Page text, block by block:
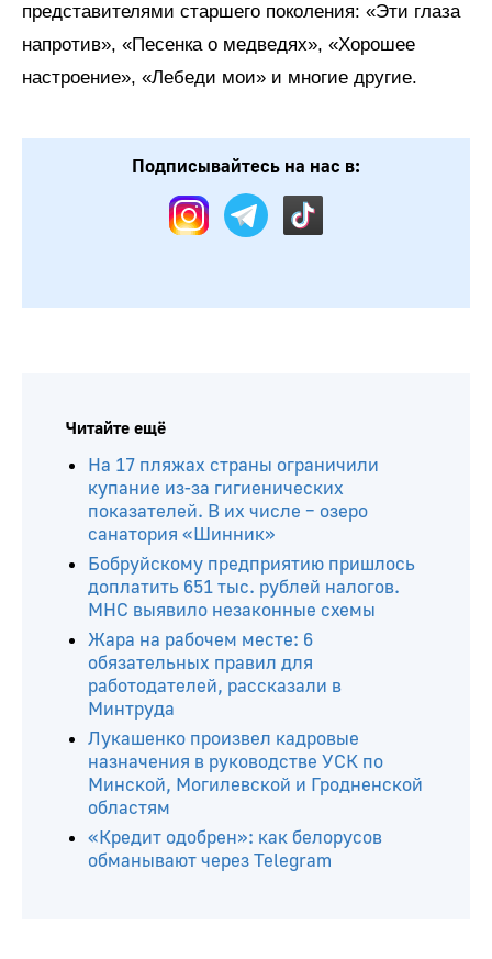
представителями старшего поколения: «Эти глаза
напротив», «Песенка о медведях», «Хорошее
настроение», «Лебеди мои» и многие другие.
Подписывайтесь на нас в:
Читайте ещё
На 17 пляжах страны ограничили
купание из-за гигиенических
показателей. В их числе – озеро
санатория «Шинник»
Бобруйскому предприятию пришлось
доплатить 651 тыс. рублей налогов.
МНС выявило незаконные схемы
Жара на рабочем месте: 6
обязательных правил для
работодателей, рассказали в
Минтруда